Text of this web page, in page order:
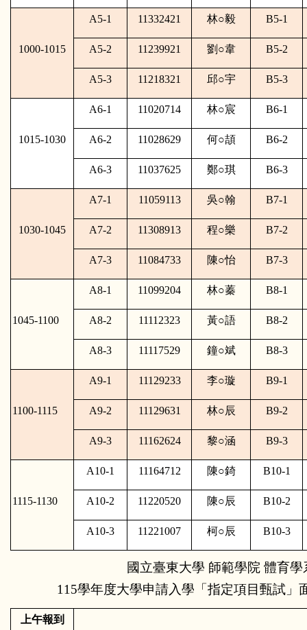
1000-1015
A5-1 11332421 林○毅 B5-1
A5-2 11239921 劉 ○韋 B5-2
A5-3 11218321 邱○宇 B5-3
1015-1030
A6-1 11020714 林○宸 B6-1
A6-2 11028629 何○頡 B6-2
A6-3 11037625 鄭○琪 B6-3
1030-1045
A7-1 11059113 吳○翰 B7-1
A7-2 11308913 程○樂 B7-2
A7-3 11084733 陳○怡 B7-3
1045-1100
A8-1 11099204 林○蓁 B8-1
A8-2 11112323 黃○語 B8-2
A8-3 11117529 鐘○斌 B8-3
1100-1115
A9-1 11129233 李○璇 B9-1
A9-2 11129631 林○辰 B9-2
A9-3 11162624 黎○涵 B9-3
1115-1130
A10-1 11164712 陳○錡 B10-1
A10-2 11220520 陳○辰 B10-2
A10-3 11221007 柯○辰 B10-3
國立臺東大學 師範學院 體育學
115學年度大學申請入學「指定項目甄試」
上午報到